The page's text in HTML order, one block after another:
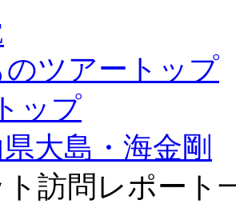
ツアートップ
ップ
大島・海金剛
ト訪問レポート